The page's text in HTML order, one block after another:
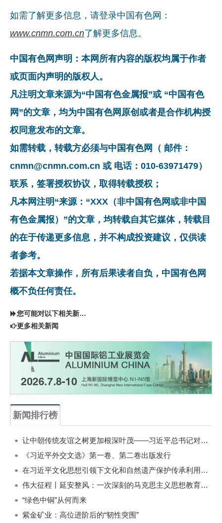
如需了解更多信息，请登录中国有色网：
www.cnmn.com.cn了解更多信息。
中国有色网声明：本网所有内容的版权均属于作者
或页面内声明的版权人。
凡注明文章来源为“中国有色金属报”或 “中国有色
网”的文章，均为中国有色网原创或者是合作机构授
权同意发布的文章。
如需转载，转载方必须与中国有色网（ 邮件：
cnmn@cnmn.com.cn 或 电话：010-63971479）
联系，签署授权协议，取得转载授权；
凡本网注明“来源：“XXX（非中国有色网或非中国
有色金属报）”的文章，均转载自其它媒体，转载目
的在于传递更多信息，并不构成投资建议，仅供读
者参考。
若据本文章操作，所有后果读者自负，中国有色网
概不负任何责任。
您可能对以下相关新闻同样感兴趣
更多相关新闻
新闻排行榜
让中朝传统友谊之树更加根深叶茂——习近平总书记对朝鲜进行国事访问纪实
《习近平外交文选》第一卷、第二卷出版发行
在习近平文化思想引领下文化和自然遗产保护传承利用工作开创新局面
伟大征程丨延安整风：一次深刻的马克思主义思想教育运动
“绿色中铜”从何而来
紫金矿业：高位进阶后的“韧性突围”